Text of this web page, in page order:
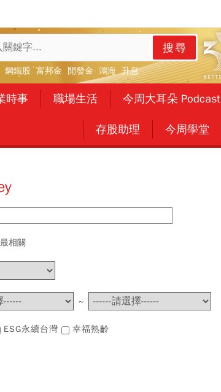
搜尋
鋼鐵股 富邦金 開發金 鴻海 升息
時事 職場生活 今周大耳朵 Podcast
存股助理 今周學堂
最相關
~
ESG永續台灣 幸福熟齡